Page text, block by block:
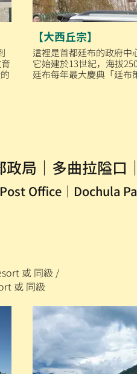
【大西丘宗】
這裡是首都廷布的政府中
它始建於13世紀，海拔
廷布每年最大慶典「廷布
局｜多曲拉隘口
Office｜Dochula
或 同級 /
或 同級